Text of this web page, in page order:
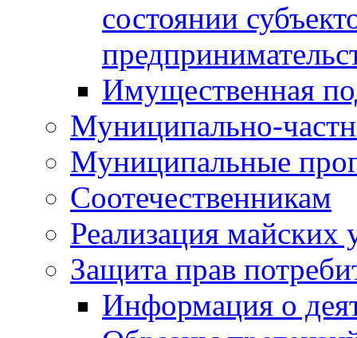
состоянии
Имущественная
Муниципально-
Муниципальные
Соотечественникам
Реализация майских
Защита прав
Информация о